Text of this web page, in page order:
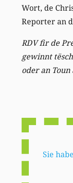
Wort, de
Reporter an
RDV fir de
gewinnt
oder an Toun
Sie